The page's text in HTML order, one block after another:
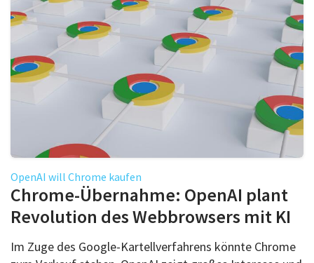
OpenAI will Chrome kaufen
Chrome-Übernahme: OpenAI plant
Revolution des Webbrowsers mit KI
Im Zuge des Google-Kartellverfahrens könnte Chrome